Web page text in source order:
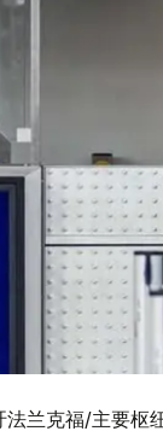
兰克福/主要枢